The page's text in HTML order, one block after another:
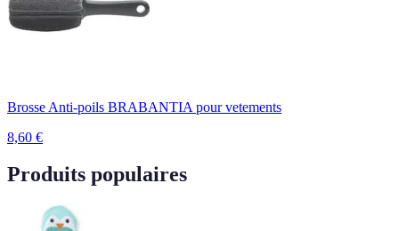
Brosse Anti-poils BRABANTIA pour vetements
8,60 €
Produits populaires